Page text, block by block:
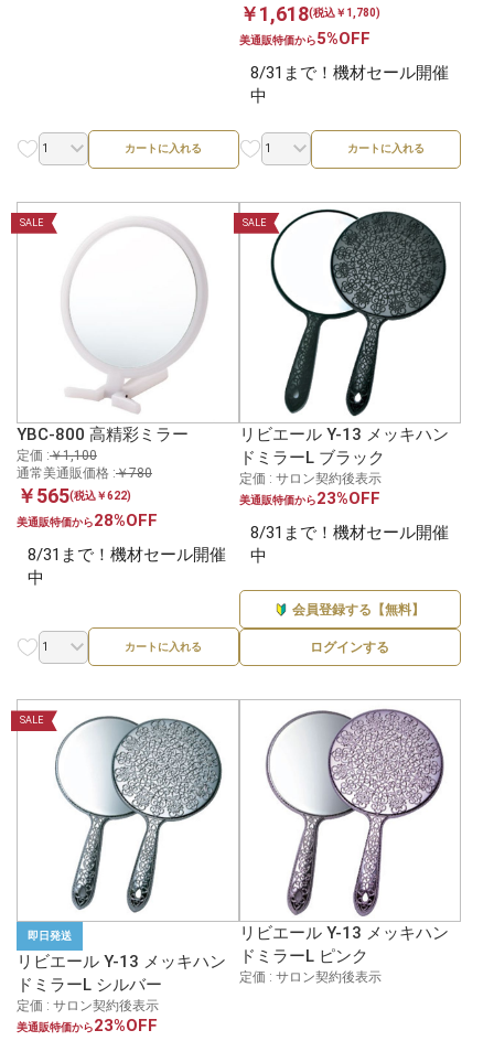
カートに入れる
￥1,618(税込￥1,780)
美通販特価から5%OFF
8/31まで！機材セール開催
中
カートに入れる
SALE
YBC-800 高精彩ミラー
定価 :￥1,100
通常美通販価格 :￥780
￥565(税込￥622)
美通販特価から28%OFF
8/31まで！機材セール開催
中
カートに入れる
SALE
リビエール Y-13 メッキハン
ドミラーL ブラック
定価 : サロン契約後表示
美通販特価から23%OFF
8/31まで！機材セール開催
中
会員登録する【無料】
ログインする
SALE
即日発送
リビエール Y-13 メッキハン
ドミラーL シルバー
定価 : サロン契約後表示
美通販特価から23%OFF
リビエール Y-13 メッキハン
ドミラーL ピンク
定価 : サロン契約後表示